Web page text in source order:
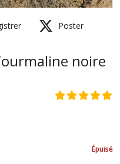
Poster
noire
Épuisé